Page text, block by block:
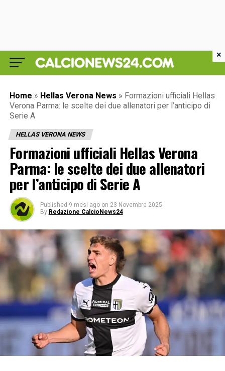
Home » Hellas Verona News » Formazioni ufficiali Hellas
Verona Parma: le scelte dei due allenatori per l’anticipo di
Serie A
HELLAS VERONA NEWS
Formazioni ufficiali Hellas Verona
Parma: le scelte dei due allenatori
per l’anticipo di Serie A
Published 9 mesi ago on 23 Novembre 2025
By Redazione CalcioNews24
×